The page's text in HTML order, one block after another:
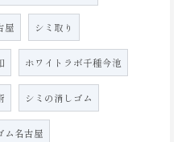
屋 シミ取り
ホワイトラボ千種今池
シミの消しゴム
ム名古屋